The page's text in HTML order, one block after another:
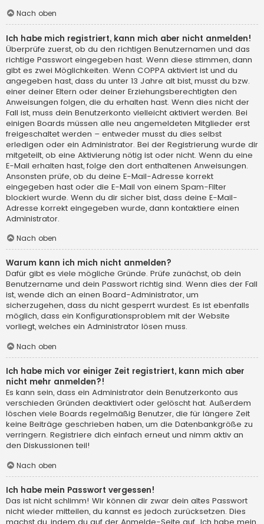
Nach oben
Ich habe mich registriert, kann mich aber nicht anmelden!
Überprüfe zuerst, ob du den richtigen Benutzernamen und das
richtige Passwort eingegeben hast. Wenn diese stimmen, dann
gibt es zwei Möglichkeiten. Wenn COPPA aktiviert ist und du
angegeben hast, dass du unter 13 Jahre alt bist, musst du bzw.
einer deiner Eltern oder deiner Erziehungsberechtigten den
Anweisungen folgen, die du erhalten hast. Wenn dies nicht der
Fall ist, muss dein Benutzerkonto vielleicht aktiviert werden. Bei
einigen Boards müssen alle neu angemeldeten Mitglieder erst
freigeschaltet werden – entweder musst du dies selbst
erledigen oder ein Administrator. Bei der Registrierung wurde dir
mitgeteilt, ob eine Aktivierung nötig ist oder nicht. Wenn du eine
E-Mail erhalten hast, folge den dort enthaltenen Anweisungen.
Ansonsten prüfe, ob du deine E-Mail-Adresse korrekt
eingegeben hast oder die E-Mail von einem Spam-Filter
blockiert wurde. Wenn du dir sicher bist, dass deine E-Mail-
Adresse korrekt eingegeben wurde, dann kontaktiere einen
Administrator.
Nach oben
Warum kann ich mich nicht anmelden?
Dafür gibt es viele mögliche Gründe. Prüfe zunächst, ob dein
Benutzername und dein Passwort richtig sind. Wenn dies der Fall
ist, wende dich an einen Board-Administrator, um
sicherzugehen, dass du nicht gesperrt wurdest. Es ist ebenfalls
möglich, dass ein Konfigurationsproblem mit der Website
vorliegt, welches ein Administrator lösen muss.
Nach oben
Ich habe mich vor einiger Zeit registriert, kann mich aber
nicht mehr anmelden?!
Es kann sein, dass ein Administrator dein Benutzerkonto aus
verschieden Gründen deaktiviert oder gelöscht hat. Außerdem
löschen viele Boards regelmäßig Benutzer, die für längere Zeit
keine Beiträge geschrieben haben, um die Datenbankgröße zu
verringern. Registriere dich einfach erneut und nimm aktiv an
den Diskussionen teil!
Nach oben
Ich habe mein Passwort vergessen!
Das ist nicht schlimm! Wir können dir zwar dein altes Passwort
nicht wieder mitteilen, du kannst es jedoch zurücksetzen. Dies